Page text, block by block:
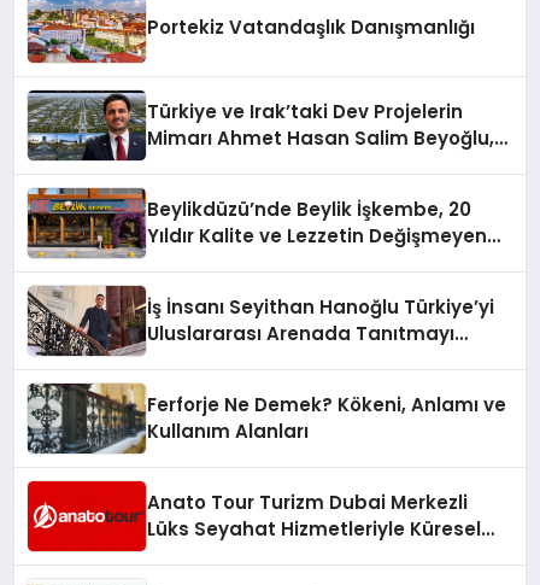
Portekiz Vatandaşlık Danışmanlığı
Türkiye ve Irak’taki Dev Projelerin
Mimarı Ahmet Hasan Salim Beyoğlu,
Hayata Geçirecek
Beylikdüzü’nde Beylik İşkembe, 20
Yıldır Kalite ve Lezzetin Değişmeyen
İş İnsanı Seyithan Hanoğlu Türkiye’yi
Uluslararası Arenada Tanıtmayı
Ferforje Ne Demek? Kökeni, Anlamı ve
Kullanım Alanları
Anato Tour Turizm Dubai Merkezli
Lüks Seyahat Hizmetleriyle Küresel